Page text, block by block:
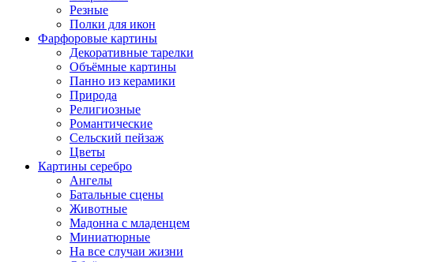
Резные
Полки для икон
Фарфоровые картины
Декоративные тарелки
Объёмные картины
Панно из керамики
Природа
Религиозные
Романтические
Сельский пейзаж
Цветы
Картины серебро
Ангелы
Батальные сцены
Животные
Мадонна с младенцем
Миниатюрные
На все случаи жизни